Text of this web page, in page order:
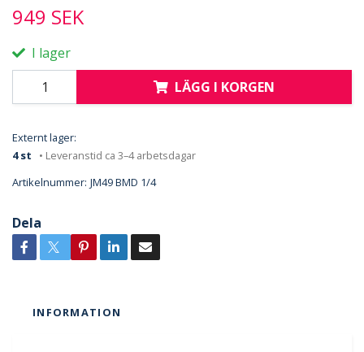
949 SEK
I lager
LÄGG I KORGEN
Externt lager:
4 st
• Leveranstid ca 3–4 arbetsdagar
Artikelnummer: JM49 BMD 1/4
Dela
INFORMATION